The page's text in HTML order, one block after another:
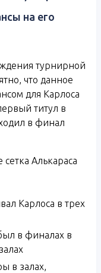
на его
турнирной
что данное
для Карлоса
титул в
в финал
сетка Алькараса
Карлоса в трех
в финалах в
в залах,